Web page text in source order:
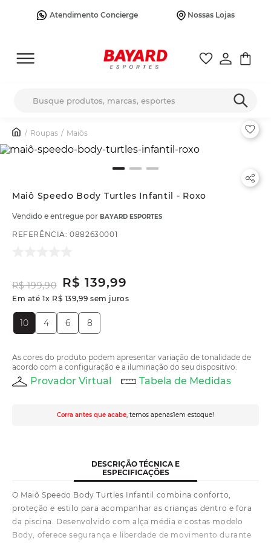
Atendimento Concierge Nossas Lojas
Roupas Maiôs
Maiô Speedo Body Turtles Infantil - Roxo
Vendido e entregue por BAYARD ESPORTES
REFERÊNCIA:0882630001
R$ 199,90 R$ 139,99
Em até1x R$ 139,99 sem juros
10 4 6 8
As cores do produto podem apresentar variação de tonalidade de
acordo com a configuração e a iluminação do seu dispositivo.
Provador Virtual Tabela de Medidas
Corra antes que acabe , temos apenas1em estoque!
DESCRIÇÃO TÉCNICA E
ESPECIFICAÇÕES
O Maiô Speedo Body Turtles Infantil combina conforto,
proteção e estilo para acompanhar as crianças dentro e fora
da piscina. Desenvolvido com alça média e costas modelo
Body, oferece segurança e liberdade de movimento durante